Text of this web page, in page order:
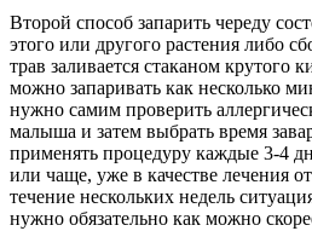
Второй способ запарить череду
этого или другого растения либо
трав заливается стаканом крутого
можно запаривать как несколько
нужно самим проверить
малыша и затем выбрать время
применять процедуру каждые 3-4
или чаще, уже в качестве лечения
течение нескольких недель
нужно обязательно как можно